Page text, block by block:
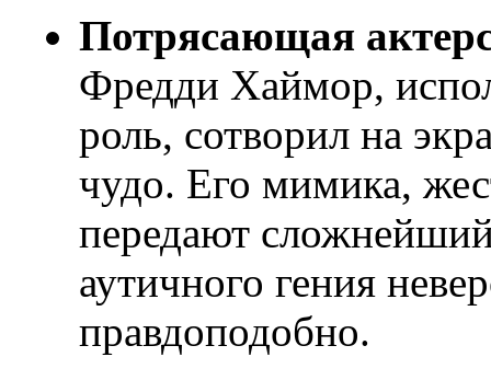
Потрясающая
Фредди Хаймор,
роль, сотворил на
чудо. Его мимика,
передают
аутичного гения
правдоподобно.